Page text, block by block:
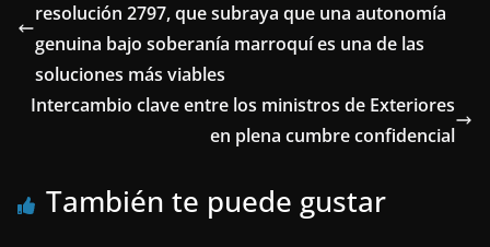
resolución 2797, que subraya que una autonomía
genuina bajo soberanía marroquí es una de las
soluciones más viables
Intercambio clave entre los ministros de Exteriores
en plena cumbre confidencial
También te puede gustar